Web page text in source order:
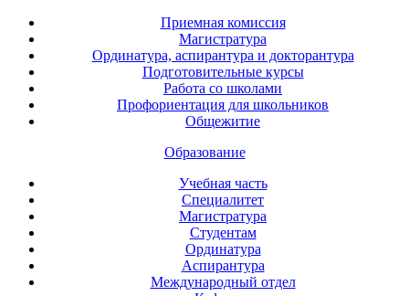
Приемная комиссия
Магистратура
Ординатура, аспирантура и докторантура
Подготовительные курсы
Работа со школами
Профориентация для школьников
Общежитие
Образование
Учебная часть
Специалитет
Магистратура
Студентам
Ординатура
Аспирантура
Международный отдел